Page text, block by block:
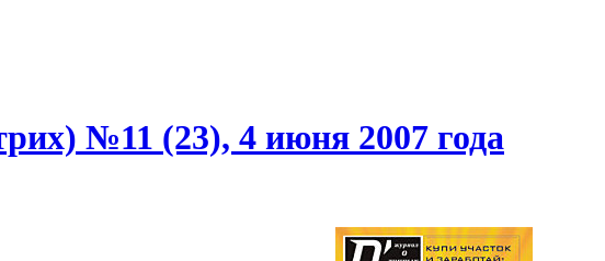
№11 (23), 4 июня 2007 года